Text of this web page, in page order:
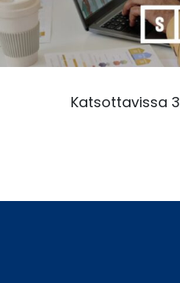
Katsottavissa